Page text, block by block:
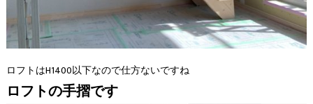
ロフトはH1400以下なので仕方ないですね
ロフトの手摺です